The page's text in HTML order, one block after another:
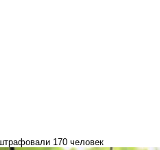
170 человек